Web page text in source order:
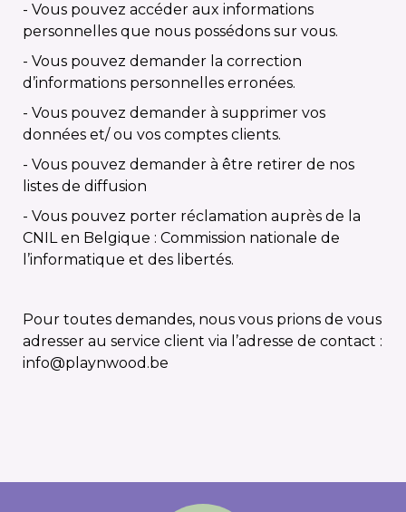
- Vous pouvez accéder aux informations
personnelles que nous possédons sur vous.
- Vous pouvez demander la correction
d’informations personnelles erronées.
- Vous pouvez demander à supprimer vos
données et/ ou vos comptes clients.
- Vous pouvez demander à être retirer de nos
listes de diffusion
- Vous pouvez porter réclamation auprès de la
CNIL en Belgique : Commission nationale de
l’informatique et des libertés.
Pour toutes demandes, nous vous prions de vous
adresser au service client via l’adresse de contact :
info@playnwood.be